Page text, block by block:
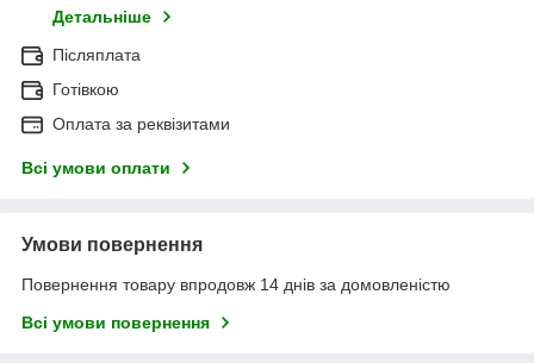
Детальніше
Післяплата
Готівкою
Оплата за реквізитами
Всі умови оплати
Умови повернення
Повернення товару впродовж 14 днів за домовленістю
Всі умови повернення